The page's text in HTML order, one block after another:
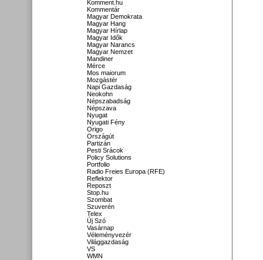
Komment.hu
Kommentár
Magyar Demokrata
Magyar Hang
Magyar Hírlap
Magyar Idők
Magyar Narancs
Magyar Nemzet
Mandiner
Mérce
Mos maiorum
Mozgástér
Napi Gazdaság
Neokohn
Népszabadság
Népszava
Nyugat
Nyugati Fény
Origo
Országút
Partizán
Pesti Srácok
Policy Solutions
Portfolio
Radio Freies Europa (RFE)
Reflektor
Reposzt
Stop.hu
Szombat
Szuverén
Telex
Új Szó
Vasárnap
Véleményvezér
Világgazdaság
VS
WMN